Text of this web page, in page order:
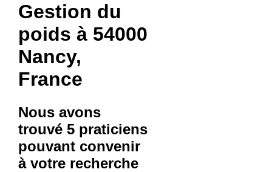
Gestion du
poids à 54000
Nancy,
France
Nous avons
trouvé 5 praticiens
pouvant convenir
à votre recherche